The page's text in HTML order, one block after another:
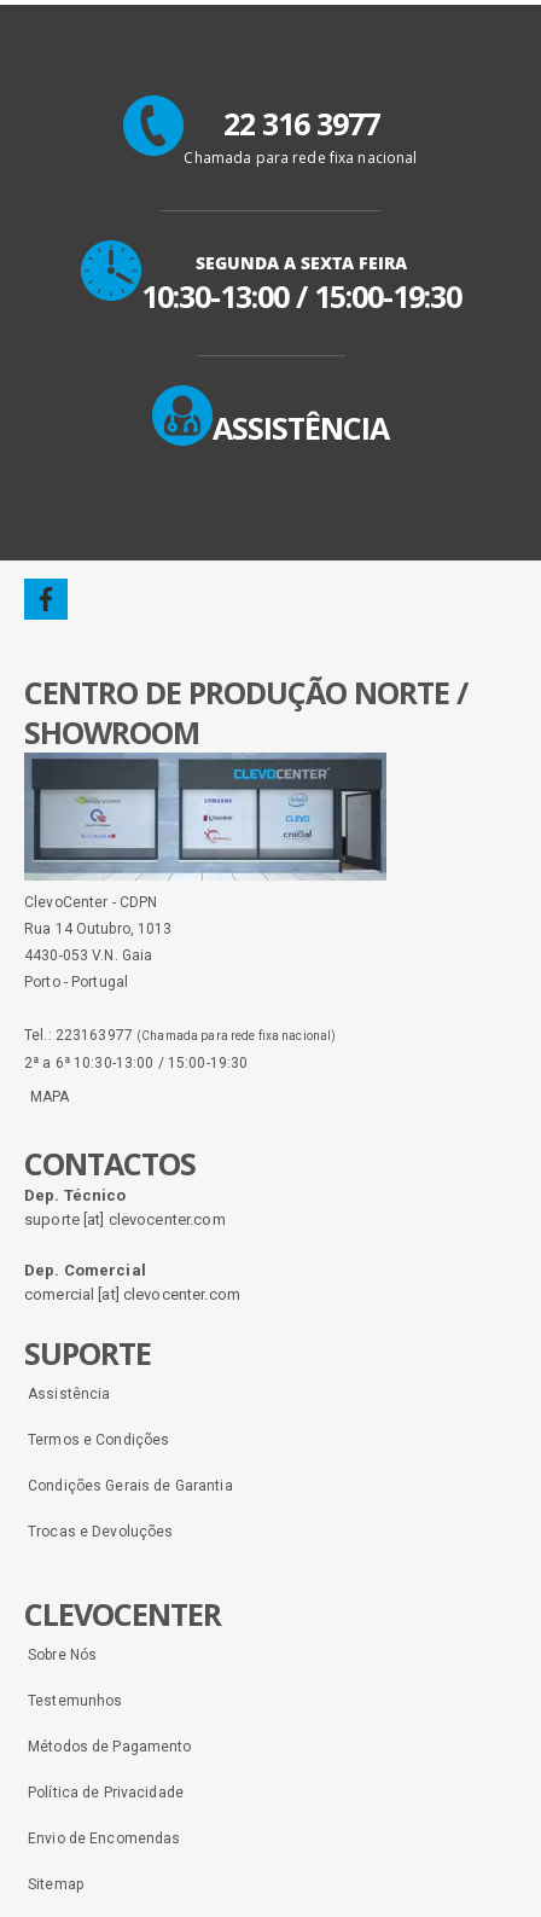
22 316 3977
Chamada para rede fixa nacional
SEGUNDA A SEXTA FEIRA
10:30-13:00/ 15:00-19:30
ASSISTÊNCIA
CENTRO DE PRODUÇÃO NORTE /
SHOWROOM
ClevoCenter - CDPN
Rua 14 Outubro, 1013
4430-053 V.N. Gaia
Porto - Portugal
Tel.: 223163977 (Chamada para rede fixa nacional)
2ª a 6ª 10:30-13:00 / 15:00-19:30
MAPA
CONTACTOS
Dep. Técnico
suporte [at] clevocenter.com
Dep. Comercial
comercial [at] clevocenter.com
SUPORTE
Assistência
Termos e Condições
Condições Gerais de Garantia
Trocas e Devoluções
CLEVOCENTER
Sobre Nós
Testemunhos
Métodos de Pagamento
Política de Privacidade
Envio de Encomendas
Sitemap